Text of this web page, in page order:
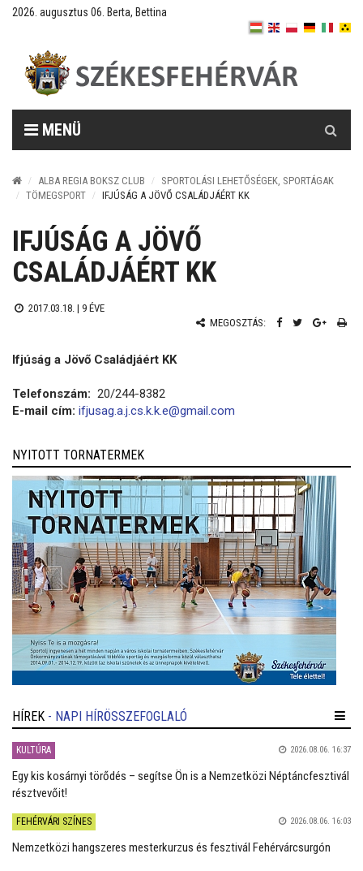
2026. augusztus 06. Berta, Bettina
MENÜ
ALBA REGIA BOKSZ CLUB
SPORTOLÁSI LEHETŐSÉGEK, SPORTÁGAK
TÖMEGSPORT
IFJÚSÁG A JÖVŐ CSALÁDJÁÉRT KK
IFJÚSÁG A JÖVŐ
CSALÁDJÁÉRT KK
2017.03.18. | 9 ÉVE
MEGOSZTÁS:
Ifjúság a Jövő Családjáért KK
Telefonszám: 20/244-8382
E-mail cím: ifjusag.a.j.cs.k.k.e@gmail.com
NYITOTT TORNATERMEK
HÍREK - NAPI HÍRÖSSZEFOGLALÓ
KULTÚRA 2026.08.06. 16:37
Egy kis kosárnyi törődés – segítse Ön is a Nemzetközi Néptáncfesztivál
résztvevőit!
FEHÉRVÁRI SZÍNES 2026.08.06. 16:03
Nemzetközi hangszeres mesterkurzus és fesztivál Fehérvárcsurgón